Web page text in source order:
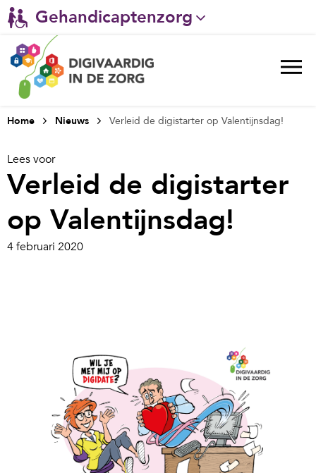
Gehandicaptenzorg
Verpleeghuiszorg & Zorg thuis
Ggz
Ziekenhuizen
Huisartsenzorg
Welzijn / sociaal werk
Home Nieuws Verleid de digistarter op Valentijnsdag!
Lees voor
Verleid de digistarter
op Valentijnsdag!
4 februari 2020